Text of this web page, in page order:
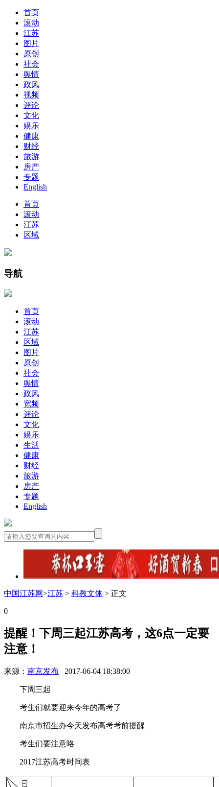
首页
滚动
江苏
图片
原创
社会
舆情
政风
视频
评论
文化
娱乐
健康
财经
旅游
房产
专题
English
首页
滚动
江苏
区域
导航
首页
滚动
江苏
区域
图片
原创
社会
舆情
政风
宽频
评论
文化
娱乐
生活
健康
财经
旅游
房产
专题
English
中国江苏网>江苏 > 科教文体 > 正文
0
提醒！下周三起江苏高考，这6点一定要
注意！
来源： 南京发布 2017-06-04 18:38:00
下周三起
考生们就要迎来今年的高考了
南京市招生办今天发布高考考前提醒
考生们要注意咯
2017江苏高考时间表